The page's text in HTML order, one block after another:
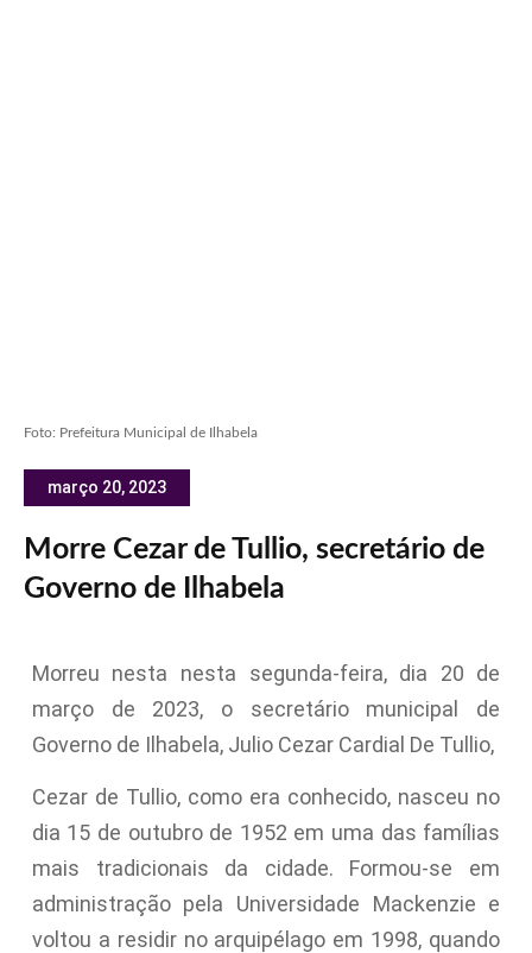
Foto: Prefeitura Municipal de Ilhabela
março 20, 2023
Morre Cezar de Tullio, secretário de
Governo de Ilhabela
Morreu nesta nesta segunda-feira, dia 20 de
março de 2023, o secretário municipal de
Governo de Ilhabela, Julio Cezar Cardial De Tullio,
Cezar de Tullio, como era conhecido, nasceu no
dia 15 de outubro de 1952 em uma das famílias
mais tradicionais da cidade. Formou-se em
administração pela Universidade Mackenzie e
voltou a residir no arquipélago em 1998, quando